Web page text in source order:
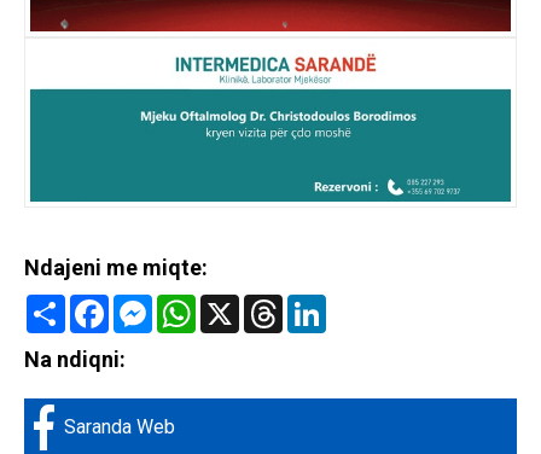
Ndajeni me miqte:
Share FacebookMessenger
WhatsApp
X Threads
Na ndiqni:
Saranda Web